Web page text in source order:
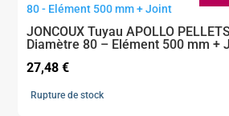
JONCOUX Tuyau APOLLO
Diamètre 80 – Elément 500 mm +
27,48€
Rupture de stock